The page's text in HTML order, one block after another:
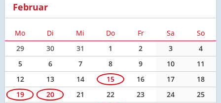
Februar
Mo Di Mi Do Fr Sa
So
29
30 31 1 2 3
4
5
6 7 8 9 10
11
12
13 14 15 16 17
18
19
20 21 22 23 24
25